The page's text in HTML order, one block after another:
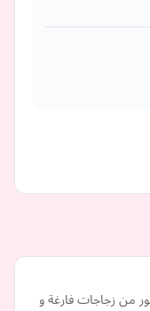
من زجاجات فارغة و